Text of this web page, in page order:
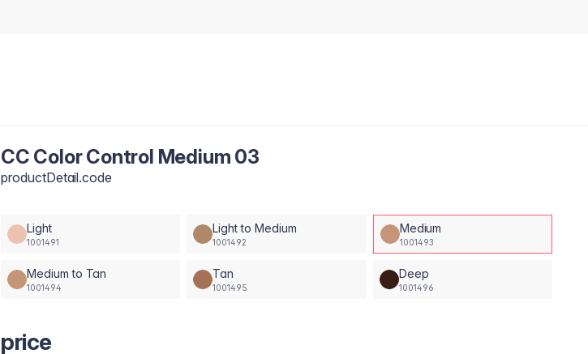
CC Color Control Medium 03
productDetail.code
Light
1001491
Light to Medium
1001492
Medium
1001493
Medium to Tan
1001494
Tan
1001495
Deep
1001496
price